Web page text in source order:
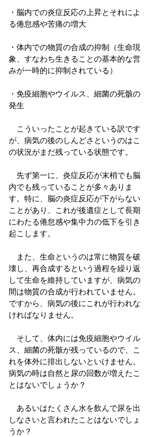
・脳内での炎症反応の上昇とそれによ
る倦怠感や苦痛の増大
・体内での物質の合成の抑制（生命現
象、すなわち生きることの基本的な営
みが一時的に抑制されている）
・免疫細胞やウイルス、細菌の死骸の
発生
こういったことが起きている訳です
が、病気の後のしんどさというのはこ
の状況がまだ残っている状態です。
先ず第一に、炎症反応が末梢でも脳
内でも残っていることが多々ありま
す。特に、脳の炎症反応が下がらない
ことがあり、これが後遺症として長期
にわたる倦怠感や集中力の低下を引き
起こします。
また、生命というのは常に物質を破
壊し、再合成するという過程を繰り返
して生命を維持していますが、病気の
間は物質の合成が行われていません。
ですから、病気の後にこれが行われな
ければなりません。
そして、体内には免疫細胞やウイル
ス、細菌の死骸が残っているので、こ
れを体外に排出しないといけません。
病気の時は自然と尿の回数が増えたこ
とはないでしょうか？
あるいはたくさん水を飲んで尿を出
しなさいと言われたことはないでしょ
うか？